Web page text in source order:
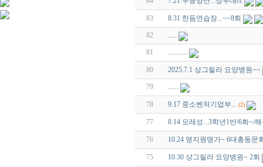
83 8.31 한듬연습장...~~8회
82 .....
81 ...........
80 2025.7.1 상그릴라 요양병원~~
79 ......
78 9.17 중소벤처기업부... (2)
77 8.14 모래성...3학년1반/6회~/
76 10.24 영지원명가~ 6대총동문
75 10.30 샹그릴라 요양병원~ 2회